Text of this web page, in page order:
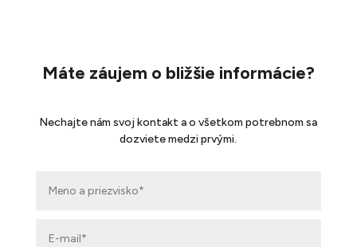
Máte záujem o bližšie informácie?
Nechajte nám svoj kontakt a o všetkom potrebnom sa
dozviete medzi prvými.